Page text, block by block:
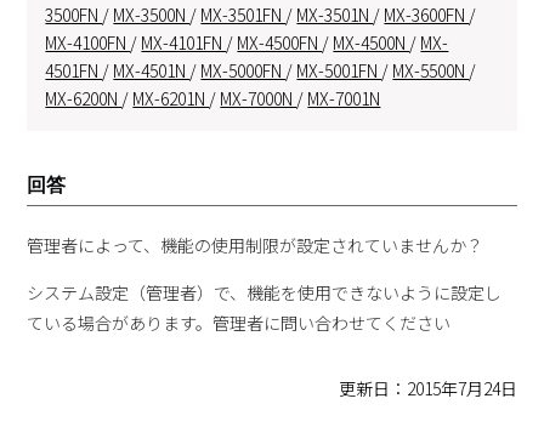
3500FN / MX-3500N / MX-3501FN / MX-3501N / MX-3600FN /
MX-4100FN / MX-4101FN / MX-4500FN / MX-4500N / MX-
4501FN / MX-4501N / MX-5000FN / MX-5001FN / MX-5500N /
MX-6200N / MX-6201N / MX-7000N / MX-7001N
回答
管理者によって、機能の使用制限が設定されていませんか？
システム設定（管理者）で、機能を使用できないように設定し
ている場合があります。管理者に問い合わせてください
更新日：2015年7月24日